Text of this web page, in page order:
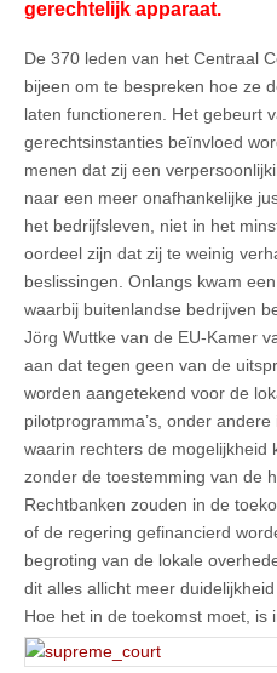
gerechtelijk apparaat.
De 370 leden van het Centraal
bijeen om te bespreken hoe ze
laten functioneren. Het gebeurt
gerechtsinstanties beïnvloed
menen dat zij een
naar een meer onafhankelijke
het bedrijfsleven, niet in het
oordeel zijn dat zij te weinig
beslissingen. Onlangs kwam
waarbij buitenlandse bedrijven
Jörg Wuttke van de EU-Kamer
aan dat tegen geen van de
worden aangetekend voor de
pilotprogramma’s, onder
waarin rechters de mogelijkheid
zonder de toestemming van de
Rechtbanken zouden in de
of de regering gefinancierd
begroting van de lokale
dit alles allicht meer
Hoe het in de toekomst moet, is